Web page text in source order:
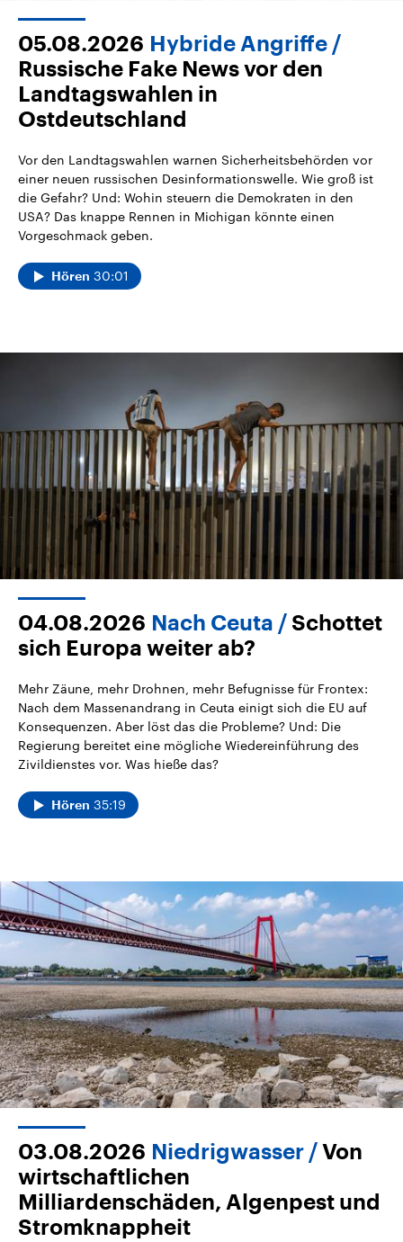
05.08.2026 Hybride Angriffe
Russische Fake News vor den
Landtagswahlen in
Ostdeutschland
Vor den Landtagswahlen warnen Sicherheitsbehörden vor
einer neuen russischen Desinformationswelle. Wie groß ist
die Gefahr? Und: Wohin steuern die Demokraten in den
USA? Das knappe Rennen in Michigan könnte einen
Vorgeschmack geben.
Hören 30:01
04.08.2026 Nach Ceuta
Schottet
sich Europa weiter ab?
Mehr Zäune, mehr Drohnen, mehr Befugnisse für Frontex:
Nach dem Massenandrang in Ceuta einigt sich die EU auf
Konsequenzen. Aber löst das die Probleme? Und: Die
Regierung bereitet eine mögliche Wiedereinführung des
Zivildienstes vor. Was hieße das?
Hören 35:19
03.08.2026 Niedrigwasser
Von
wirtschaftlichen
Milliardenschäden, Algenpest und
Stromknappheit